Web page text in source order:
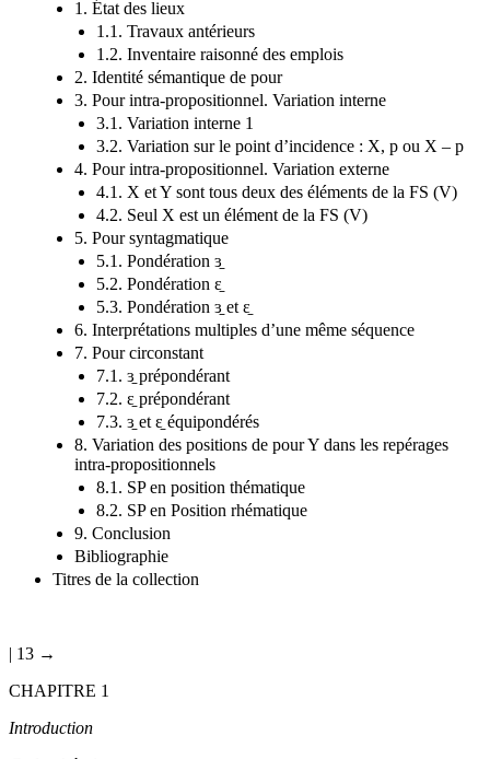
1. État des lieux
1.1. Travaux antérieurs
1.2. Inventaire raisonné des emplois
2. Identité sémantique de pour
3. Pour intra-propositionnel. Variation interne
3.1. Variation interne 1
3.2. Variation sur le point d’incidence : X, p ou X – p
4. Pour intra-propositionnel. Variation externe
4.1. X et Y sont tous deux des éléments de la FS (V)
4.2. Seul X est un élément de la FS (V)
5. Pour syntagmatique
5.1. Pondération ɜ̱
5.2. Pondération ɛ̱
5.3. Pondération ɜ̱ et ɛ̱
6. Interprétations multiples d’une même séquence
7. Pour circonstant
7.1. ɜ̱ prépondérant
7.2. ɛ̱ prépondérant
7.3. ɜ̱ et ɛ̱ équipondérés
8. Variation des positions de pour Y dans les repérages
intra-propositionnels
8.1. SP en position thématique
8.2. SP en Position rhématique
9. Conclusion
Bibliographie
Titres de la collection
| 13 →
CHAPITRE 1
Introduction